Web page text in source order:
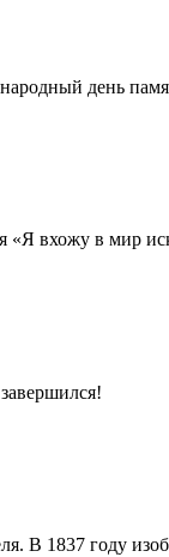
день
«Я вхожу в мир
В 1837 году